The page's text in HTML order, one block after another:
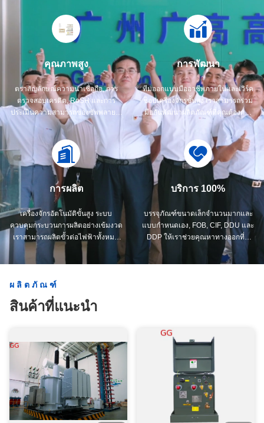
คุณภาพสูง
ตราสัญลักษณ์ความน่าเชื่อถือ, การ
ตรวจสอบเครดิต, RoSH และการ
ประเมินความสามารถของซัพพลายเอ
อร์ บริษัทมีระบบควบคุมคุณภาพอย่าง
เข้มงวดและห้องปฏิบัติการทดสอบ
ระดับมืออาชีพ
การพัฒนา
ทีมออกแบบมืออาชีพภายในและเวิร์ค
ช็อปเครื่องจักรขั้นสูง เราสามารถร่วม
มือกันพัฒนาผลิตภัณฑ์ที่คุณต้องการ
การผลิต
เครื่องจักรอัตโนมัติขั้นสูง ระบบ
ควบคุมกระบวนการผลิตอย่างเข้มงวด
เราสามารถผลิตขั้วต่อไฟฟ้าทั้งหมด
ได้ตามความต้องการของคุณ
บริการ 100%
บรรจุภัณฑ์ขนาดเล็กจำนวนมากและ
แบบกำหนดเอง, FOB, CIF, DDU และ
DDP ให้เราช่วยคุณหาทางออกที่ดี
ที่สุดสำหรับทุกข้อกังวลของคุณ
ผลิตภัณฑ์
สินค้าที่แนะนํา